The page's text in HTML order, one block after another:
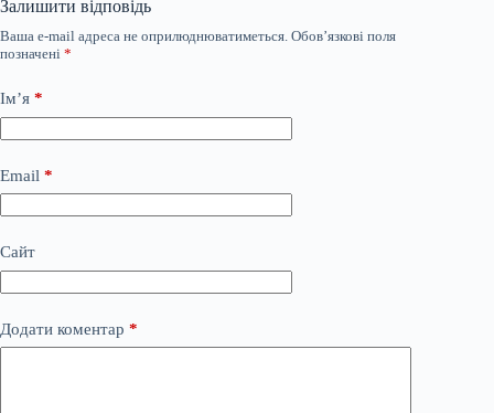
Залишити відповідь
Ваша e-mail адреса не оприлюднюватиметься. Обов’язкові поля
позначені *
Ім’я *
Email *
Сайт
Додати коментар *